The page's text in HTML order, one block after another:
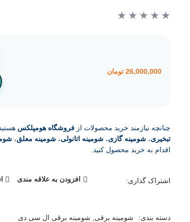
★
★
★
★
★
26,000,000 تومان
چنانچه نیازمند خرید محصولات از فروشگاه هومپلکس
تبخیری، شومینه گازی، شومینه اتانولی، شومینه معلق،
اقدام به خرید محصول کنید.
اشتراک گذاری: افزودن به علاقه مندی
دسته بندی: شومینه برقی شومینه برقی ال سی دی